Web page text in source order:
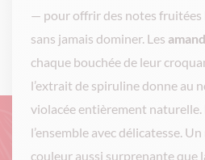
— pour offrir des notes fruitées
sans jamais dominer. Les
chaque bouchée de leur
l’extrait de spiruline donne au
violacée entièrement
l’ensemble avec délicatesse.
couleur aussi surprenante que